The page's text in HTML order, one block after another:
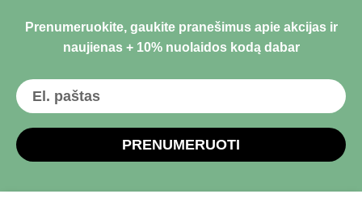
Prenumeruokite, gaukite pranešimus apie akcijas ir
naujienas + 10% nuolaidos kodą dabar
PRENUMERUOTI